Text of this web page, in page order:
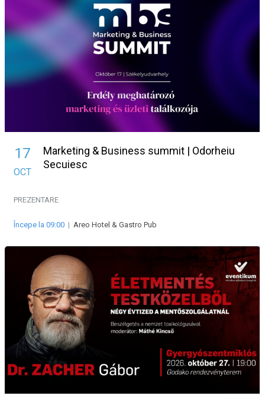
17
OCT
Marketing & Business summit | Odorheiu
Secuiesc
PREZENTARE
Începe la 09:00 | Areo Hotel & Gastro Pub